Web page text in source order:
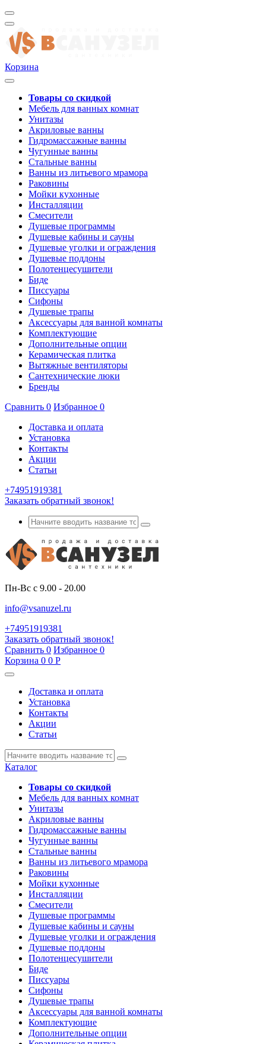
Корзина
Товары со скидкой
Мебель для ванных комнат
Унитазы
Акриловые ванны
Гидромассажные ванны
Чугунные ванны
Стальные ванны
Ванны из литьевого мрамора
Раковины
Мойки кухонные
Инсталляции
Смесители
Душевые программы
Душевые кабины и сауны
Душевые уголки и ограждения
Душевые поддоны
Полотенцесушители
Биде
Писсуары
Сифоны
Душевые трапы
Аксессуары для ванной комнаты
Комплектующие
Дополнительные опции
Керамическая плитка
Вытяжные вентиляторы
Сантехнические люки
Бренды
Сравнить 0 Избранное 0
Доставка и оплата
Установка
Контакты
Акции
Статьи
+74951919381
Заказать обратный звонок!
Пн-Вс с 9.00 - 20.00
info@vsanuzel.ru
+74951919381
Заказать обратный звонок!
Сравнить 0 Избранное 0
Корзина 0 0 Р
Доставка и оплата
Установка
Контакты
Акции
Статьи
Каталог
Товары со скидкой
Мебель для ванных комнат
Унитазы
Акриловые ванны
Гидромассажные ванны
Чугунные ванны
Стальные ванны
Ванны из литьевого мрамора
Раковины
Мойки кухонные
Инсталляции
Смесители
Душевые программы
Душевые кабины и сауны
Душевые уголки и ограждения
Душевые поддоны
Полотенцесушители
Биде
Писсуары
Сифоны
Душевые трапы
Аксессуары для ванной комнаты
Комплектующие
Дополнительные опции